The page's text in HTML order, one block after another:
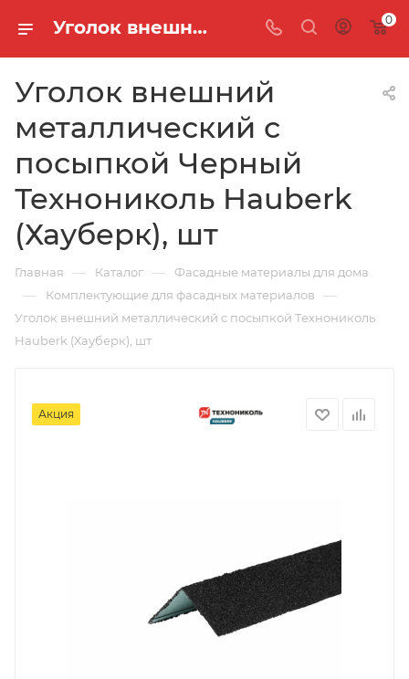
Уголок внешний металлический с посыпкой Черный Технониколь Hauberk (Хауберк), шт 0
Уголок внешний
металлический с
посыпкой Черный
Технониколь Hauberk
(Хауберк), шт
Главная — Каталог — Фасадные материалы для дома
— Комплектующие для фасадных материалов —
Уголок внешний металлический с посыпкой Технониколь
Hauberk (Хауберк), шт
Акция